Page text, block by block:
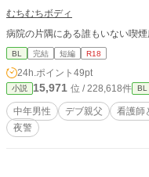
むちむちボディ
病院の片隅にある誰もいない喫
BL 完結 短編 R18
24h.ポイント 49pt
小説 15,971 位 / 228,618件 BL
中年男性 デブ親父 看護師
夜警